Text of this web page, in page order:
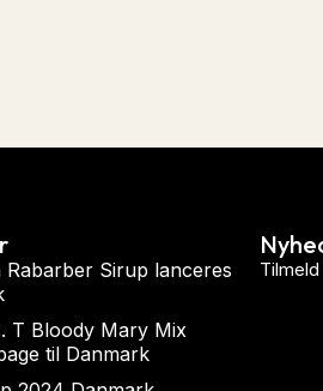
Rabarber Sirup lanceres
T Bloody Mary Mix
til Danmark